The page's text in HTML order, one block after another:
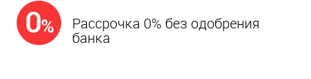
Рассрочка 0% без одобрения
банка